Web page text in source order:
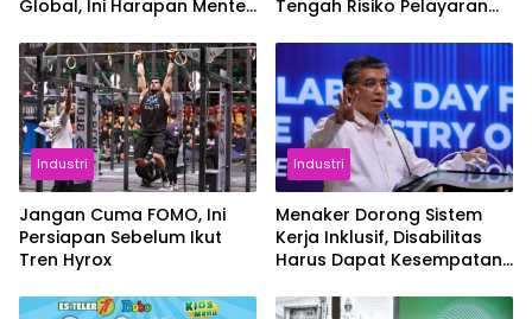
Global, Ini Harapan Menteri
dan IGT Expo 2026
Tengah Risiko Pelayaran
Industri
Jangan Cuma FOMO, Ini
Persiapan Sebelum Ikut
Tren Hyrox
Industri
Menaker Dorong Sistem
Kerja Inklusif, Disabilitas
Harus Dapat Kesempatan